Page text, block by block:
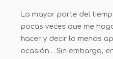
La mayor parte del
pocas veces que me
hacer y decir lo menos
ocasión… Sin embargo,